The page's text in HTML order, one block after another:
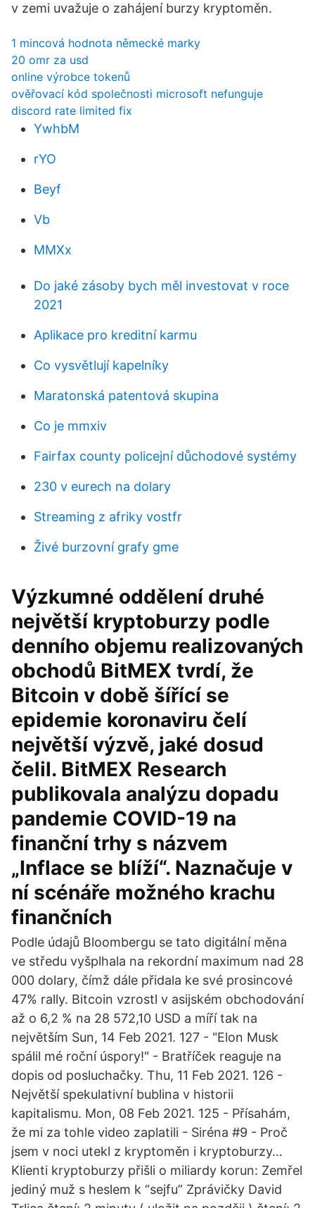
v zemi uvažuje o zahájení burzy kryptoměn.
1 mincová hodnota německé marky
20 omr za usd
online výrobce tokenů
ověřovací kód společnosti microsoft nefunguje
discord rate limited fix
YwhbM
rYO
Beyf
Vb
MMXx
Do jaké zásoby bych měl investovat v roce
2021
Aplikace pro kreditní karmu
Co vysvětlují kapelníky
Maratonská patentová skupina
Co je mmxiv
Fairfax county policejní důchodové systémy
230 v eurech na dolary
Streaming z afriky vostfr
Živé burzovní grafy gme
Výzkumné oddělení druhé
největší kryptoburzy podle
denního objemu realizovaných
obchodů BitMEX tvrdí, že
Bitcoin v době šířící se
epidemie koronaviru čelí
největší výzvě, jaké dosud
čelil. BitMEX Research
publikovala analýzu dopadu
pandemie COVID-19 na
finanční trhy s názvem
„Inflace se blíží“. Naznačuje v
ní scénáře možného krachu
finančních
Podle údajů Bloombergu se tato digitální měna
ve středu vyšplhala na rekordní maximum nad 28
000 dolary, čímž dále přidala ke své prosincové
47% rally. Bitcoin vzrostl v asijském obchodování
až o 6,2 % na 28 572,10 USD a míří tak na
největším Sun, 14 Feb 2021. 127 - "Elon Musk
spálil mé roční úspory!" - Bratříček reaguje na
dopis od posluchačky. Thu, 11 Feb 2021. 126 -
Největší spekulativní bublina v historii
kapitalismu. Mon, 08 Feb 2021. 125 - Přísahám,
že mi za tohle video zaplatili - Siréna #9 - Proč
jsem v noci utekl z kryptoměn i kryptoburzy…
Klienti kryptoburzy přišli o miliardy korun: Zemřel
jediný muž s heslem k “sejfu” Zprávičky David